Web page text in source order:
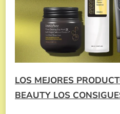
LOS MEJORES
BEAUTY LOS